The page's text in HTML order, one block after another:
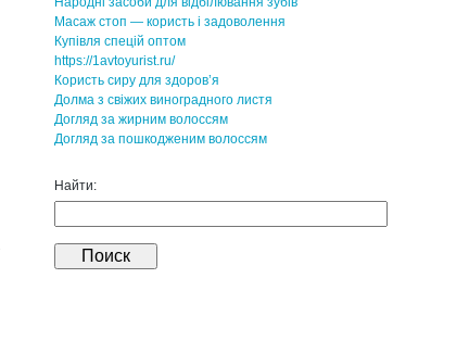
Масаж стоп — користь і задоволення
Купівля спецій оптом
https://1avtoyurist.ru/
Користь сиру для здоров’я
Долма з свіжих виноградного листя
Догляд за жирним волоссям
Догляд за пошкодженим волоссям
Найти: